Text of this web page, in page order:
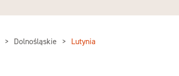
Dolnośląskie Lutynia